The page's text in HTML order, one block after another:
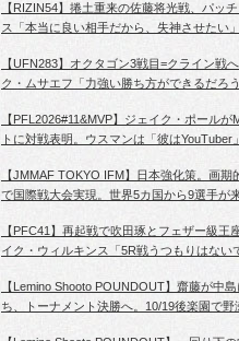
【RIZIN54】捲土重来の佐藤将光戦、パッ
ス「本当に良い相手だから、失神させたい」
【UFN283】オクタゴン3戦目=クライン戦
ク・ムサエフ「力強い勝ち方ができるだろう
【PFL2026#11&MVP】ジェイク・ポールが
トに対戦表明。ウスマンは「彼はYouTuber」
【JMMAF TOKYO IFM】日本強化策。画期
で国際戦大会実現。世界5カ国から9選手が
【PFC41】再起戦で吹田琢とフェザー級王
イク・ウィルキンス「5R戦うつもりはない
【Lemino Shooto POUNDOUT】齋藤が中
ち、トーナメント決勝へ。10/19後楽園で野